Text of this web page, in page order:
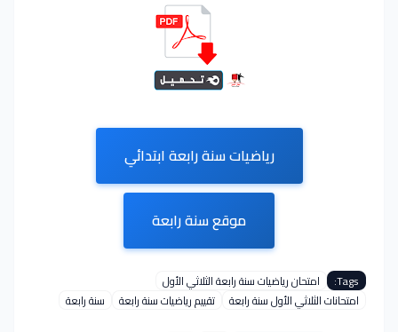
رياضيات سنة رابعة ابتدائي
موقع سنة رابعة
Tags:
امتحان رياضيات سنة رابعة الثلاثي الأول
امتحانات الثلاثي الأول سنة رابعة
تقييم رياضيات سنة رابعة سنة رابعة